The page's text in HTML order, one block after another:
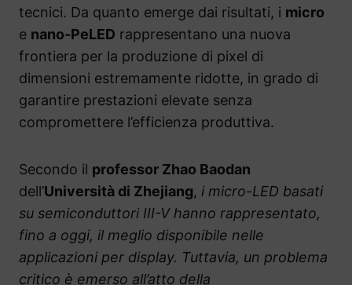
tecnici. Da quanto emerge dai risultati, i micro
e nano-PeLED rappresentano una nuova
frontiera per la produzione di pixel di
dimensioni estremamente ridotte, in grado di
garantire prestazioni elevate senza
compromettere l’efficienza produttiva.
Secondo il professor Zhao Baodan
dell’Università di Zhejiang, i micro-LED basati
su semiconduttori III-V hanno rappresentato,
fino a oggi, il meglio disponibile nelle
applicazioni per display. Tuttavia, un problema
critico è emerso all’atto della